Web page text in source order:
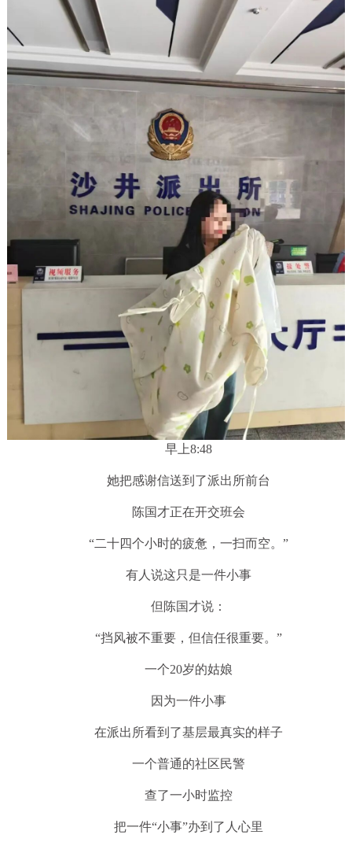
早上8:48
她把感谢信送到了派出所前台
陈国才正在开交班会
“二十四个小时的疲惫，一扫而空。”
有人说这只是一件小事
但陈国才说：
“挡风被不重要，但信任很重要。”
一个20岁的姑娘
因为一件小事
在派出所看到了基层最真实的样子
一个普通的社区民警
查了一小时监控
把一件“小事”办到了人心里